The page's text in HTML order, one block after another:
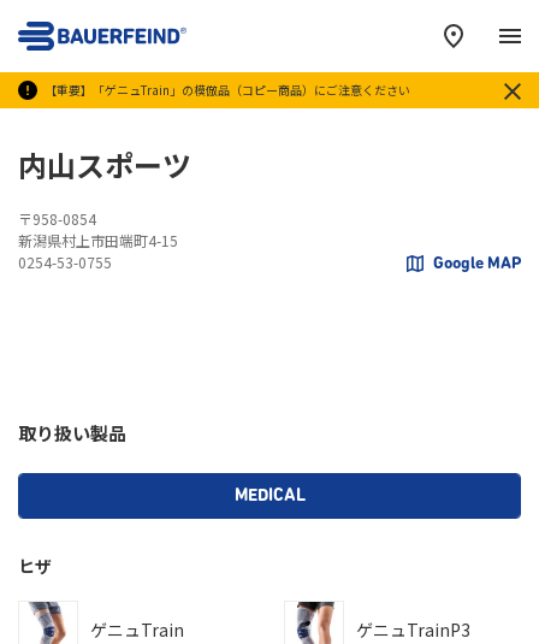
【重要】「ゲニュTrain」の模倣品（コピー商品）にご注意ください
メ
内山スポーツ
〒958-0854
新潟県村上市田端町4-15
0254-53-0755
Google MAP
取り扱い製品
MEDICAL
ヒザ
ゲニュTrain ゲニュTrainP3